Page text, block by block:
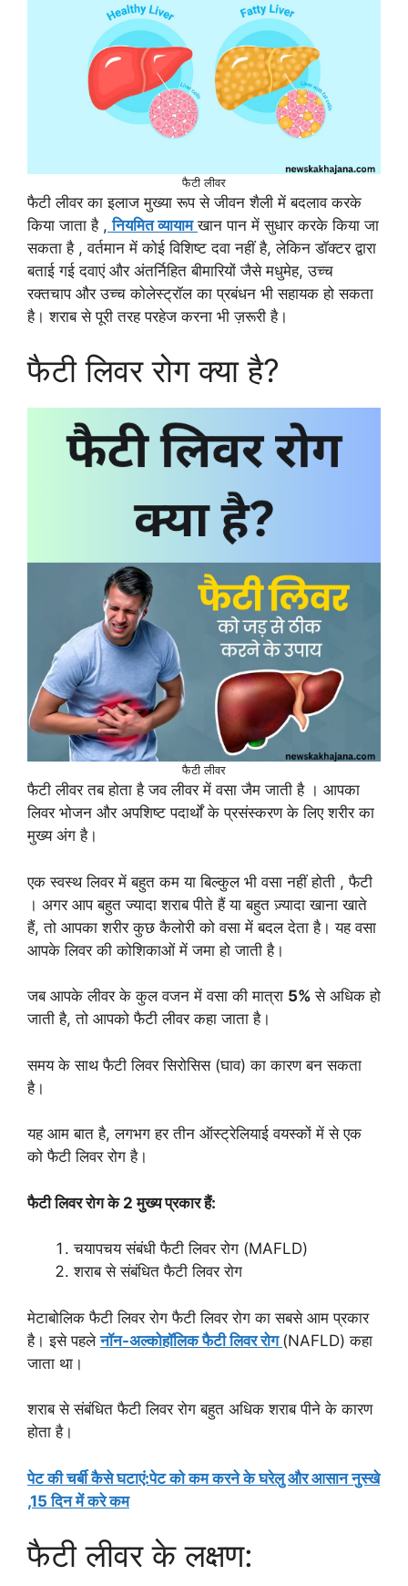
फैटी लीवर
फैटी लीवर का इलाज मुख्या रूप से जीवन शैली में बदलाव करके
किया जाता है , नियमित व्यायाम खान पान में सुधार करके किया जा
सकता है , वर्तमान में कोई विशिष्ट दवा नहीं है, लेकिन डॉक्टर द्वारा
बताई गई दवाएं और अंतर्निहित बीमारियों जैसे मधुमेह, उच्च
रक्तचाप और उच्च कोलेस्ट्रॉल का प्रबंधन भी सहायक हो सकता
है। शराब से पूरी तरह परहेज करना भी ज़रूरी है।
फैटी लिवर रोग क्या है?
फैटी लीवर
फैटी लीवर तब होता है जव लीवर में वसा जैम जाती है । आपका
लिवर भोजन और अपशिष्ट पदार्थों के प्रसंस्करण के लिए शरीर का
मुख्य अंग है।
एक स्वस्थ लिवर में बहुत कम या बिल्कुल भी वसा नहीं होती , फैटी
। अगर आप बहुत ज्यादा शराब पीते हैं या बहुत ज़्यादा खाना खाते
हैं, तो आपका शरीर कुछ कैलोरी को वसा में बदल देता है। यह वसा
आपके लिवर की कोशिकाओं में जमा हो जाती है।
जब आपके लीवर के कुल वजन में वसा की मात्रा 5%से अधिक हो
जाती है, तो आपको फैटी लीवर कहा जाता है।
समय के साथ फैटी लिवर सिरोसिस (घाव) का कारण बन सकता
है।
यह आम बात है, लगभग हर तीन ऑस्ट्रेलियाई वयस्कों में से एक
को फैटी लिवर रोग है।
फैटी लिवर रोग के 2 मुख्य प्रकार हैं:
चयापचय संबंधी फैटी लिवर रोग (MAFLD)
शराब से संबंधित फैटी लिवर रोग
मेटाबोलिक फैटी लिवर रोग फैटी लिवर रोग का सबसे आम प्रकार
है। इसे पहलेनॉन-अल्कोहॉलिक फैटी लिवर रोग (NAFLD) कहा
जाता था।
शराब से संबंधित फैटी लिवर रोग बहुत अधिक शराब पीने के कारण
होता है।
पेट की चर्बी कैसे घटाएं:पेट को कम करने के घरेलु और आसान नुस्खे
,15 दिन में करे कम
फैटी लीवर के लक्षण: